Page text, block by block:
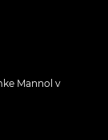
Mannol v